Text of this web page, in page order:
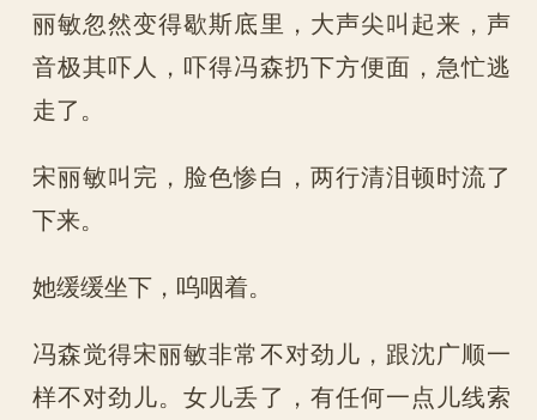
丽敏忽然变得歇斯底里，大声尖叫起来，声
音极其吓人，吓得冯森扔下方便面，急忙逃
走了。
宋丽敏叫完，脸色惨白，两行清泪顿时流了
下来。
她缓缓坐下，呜咽着。
冯森觉得宋丽敏非常不对劲儿，跟沈广顺一
样不对劲儿。女儿丢了，有任何一点儿线索